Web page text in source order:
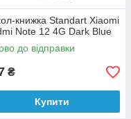
книжка Standart Xiaomi
Note 12 4G Dark Blue
до відправки
₴
Купити